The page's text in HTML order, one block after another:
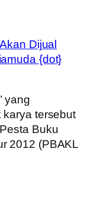
Dijual
{dot}
yang
karya tersebut
Buku
2012 (PBAKL